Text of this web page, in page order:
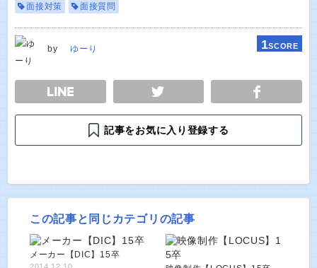
面接対策 面接質問
by ゆーり 1SCORE
TWEET
記事をお気に入り登録する
この記事と同じカテゴリの記事
メーカー【DIC】15卒